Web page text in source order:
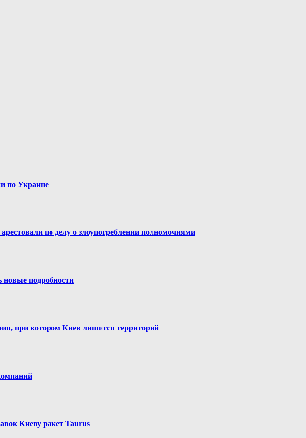
по Украине
по делу о злоупотреблении полномочиями
новые подробности
при котором Киев лишится территорий
Киеву ракет Taurus